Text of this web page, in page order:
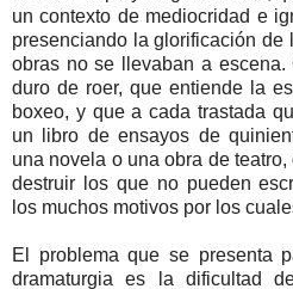
un contexto de mediocridad e
presenciando la glorificación de
obras no se llevaban a
duro de roer, que entiende la
boxeo, y que a cada trastada
un libro de ensayos de
una novela o una obra de
destruir los que no pueden
los muchos motivos por los
El problema que se presenta
dramaturgia es la dificultad